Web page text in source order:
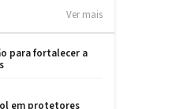
Ver mais
para fortalecer a
em protetores